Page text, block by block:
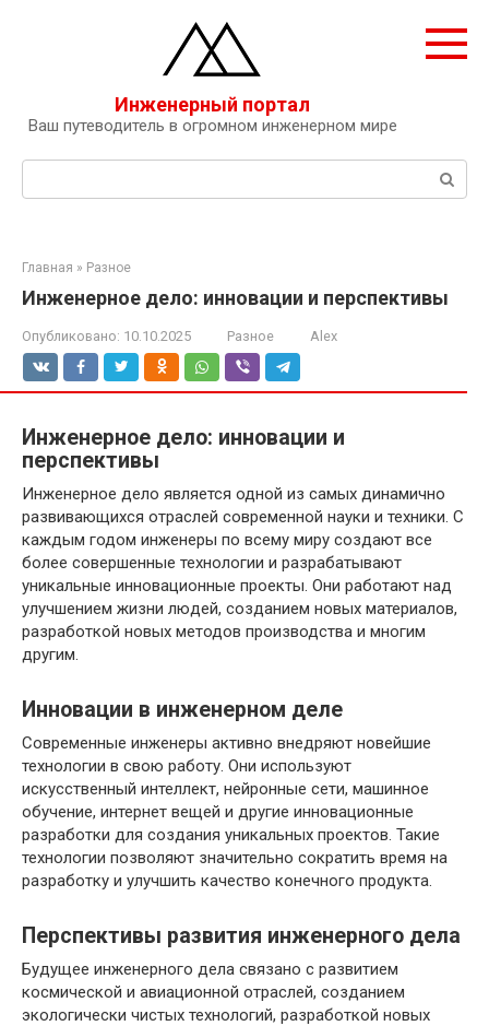
Инженерный портал
Ваш путеводитель в огромном инженерном мире
Поиск:
Главная » Разное
Инженерное дело: инновации и перспективы
Опубликовано: 10.10.2025 Разное Alex
Инженерное дело: инновации и
перспективы
Инженерное дело является одной из самых динамично
развивающихся отраслей современной науки и техники. С
каждым годом инженеры по всему миру создают все
более совершенные технологии и разрабатывают
уникальные инновационные проекты. Они работают над
улучшением жизни людей, созданием новых материалов,
разработкой новых методов производства и многим
другим.
Инновации в инженерном деле
Современные инженеры активно внедряют новейшие
технологии в свою работу. Они используют
искусственный интеллект, нейронные сети, машинное
обучение, интернет вещей и другие инновационные
разработки для создания уникальных проектов. Такие
технологии позволяют значительно сократить время на
разработку и улучшить качество конечного продукта.
Перспективы развития инженерного дела
Будущее инженерного дела связано с развитием
космической и авиационной отраслей, созданием
экологически чистых технологий, разработкой новых